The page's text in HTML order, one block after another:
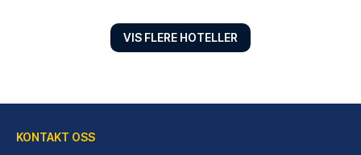
VIS FLERE HOTELLER
KONTAKT OSS